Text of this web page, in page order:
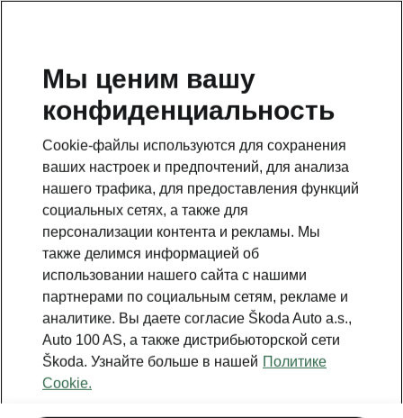
Мы ценим вашу
конфиденциальность
Cookie-файлы используются для сохранения
ваших настроек и предпочтений, для анализа
нашего трафика, для предоставления функций
социальных сетях, а также для
персонализации контента и рекламы. Мы
также делимся информацией об
использовании нашего сайта с нашими
партнерами по социальным сетям, рекламе и
аналитике. Вы даете согласие Škoda Auto a.s.,
Auto 100 AS, а также дистрибьюторской сети
Škoda. Узнайте больше в нашей Политике
Cookie.